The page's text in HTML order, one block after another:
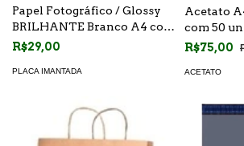
Papel Fotográfico / Glossy
BRILHANTE Branco A4 com
IMÃ - Embalagem com 05
R$29,00
PLACA IMANTADA
Acetato
com 50
R$75,00
ACETATO